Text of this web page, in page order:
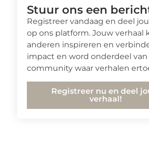
Stuur ons een
Registreer vandaag en deel
op ons platform. Jouw verhaal
anderen inspireren en
impact en word onderdeel van
community waar verhalen
Registreer nu en deel
verhaal!